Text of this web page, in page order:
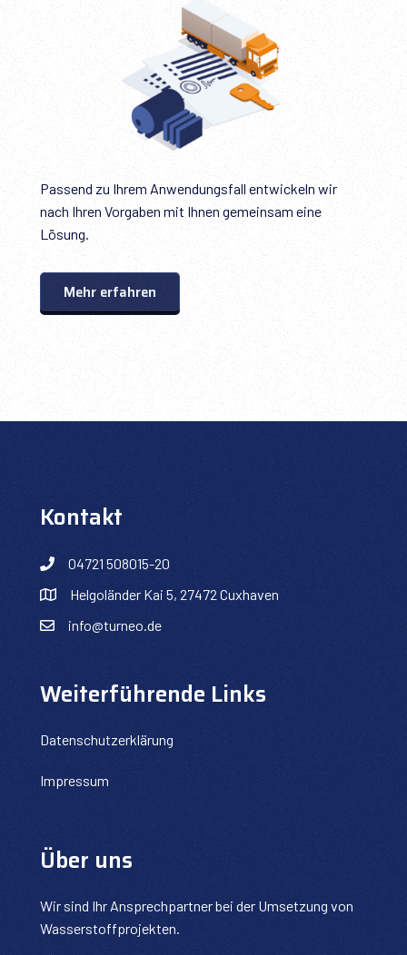
Passend zu Ihrem Anwendungsfall entwickeln wir
nach Ihren Vorgaben mit Ihnen gemeinsam eine
Lösung.
Mehr erfahren
Kontakt
04721 508015-20
Helgoländer Kai 5, 27472 Cuxhaven
info@turneo.de
Weiterführende Links
Datenschutzerklärung
Impressum
Über uns
Wir sind Ihr Ansprechpartner bei der Umsetzung von
Wasserstoffprojekten.